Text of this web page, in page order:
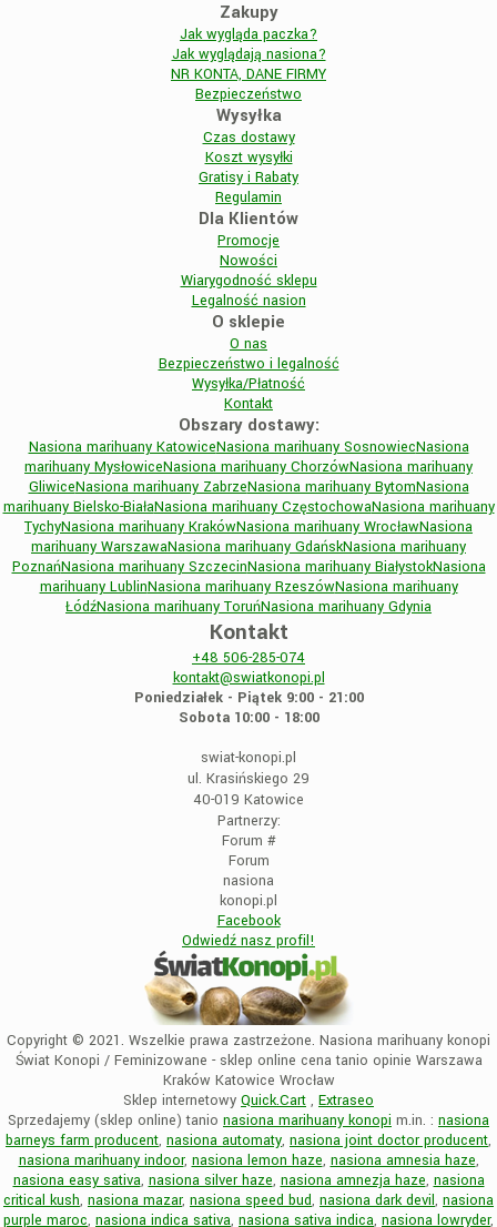
Zakupy
Jak wygląda paczka?
Jak wyglądają nasiona?
NR KONTA, DANE FIRMY
Bezpieczeństwo
Wysyłka
Czas dostawy
Koszt wysyłki
Gratisy i Rabaty
Regulamin
Dla Klientów
Promocje
Nowości
Wiarygodność sklepu
Legalność nasion
O sklepie
O nas
Bezpieczeństwo i legalność
Wysyłka/Płatność
Kontakt
Obszary dostawy:
Nasiona marihuany KatowiceNasiona marihuany SosnowiecNasiona
marihuany MysłowiceNasiona marihuany ChorzówNasiona marihuany
GliwiceNasiona marihuany ZabrzeNasiona marihuany BytomNasiona
marihuany Bielsko-BiałaNasiona marihuany CzęstochowaNasiona marihuany
TychyNasiona marihuany KrakówNasiona marihuany WrocławNasiona
marihuany WarszawaNasiona marihuany GdańskNasiona marihuany
PoznańNasiona marihuany SzczecinNasiona marihuany BiałystokNasiona
marihuany LublinNasiona marihuany RzeszówNasiona marihuany
ŁódźNasiona marihuany ToruńNasiona marihuany Gdynia
Kontakt
+48 506-285-074
kontakt@swiatkonopi.pl
Poniedziałek - Piątek 9:00 - 21:00
Sobota 10:00 - 18:00
swiat-konopi.pl
ul. Krasińskiego 29
40-019 Katowice
Partnerzy:
Forum #
Forum
nasiona
konopi.pl
Facebook
Odwiedź nasz profil!
Copyright © 2021. Wszelkie prawa zastrzeżone. Nasiona marihuany konopi
Świat Konopi / Feminizowane - sklep online cena tanio opinie Warszawa
Kraków Katowice Wrocław
Sklep internetowy Quick.Cart , Extraseo
Sprzedajemy (sklep online) tanio nasiona marihuany konopi m.in. : nasiona
barneys farm producent, nasiona automaty, nasiona joint doctor producent,
nasiona marihuany indoor, nasiona lemon haze, nasiona amnesia haze,
nasiona easy sativa, nasiona silver haze, nasiona amnezja haze, nasiona
critical kush, nasiona mazar, nasiona speed bud, nasiona dark devil, nasiona
purple maroc, nasiona indica sativa, nasiona sativa indica, nasiona lowryder,